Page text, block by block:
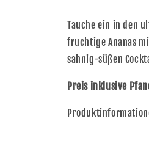
Tauche ein in den
fruchtige Ananas
sahnig-süßen
Preis inklusive